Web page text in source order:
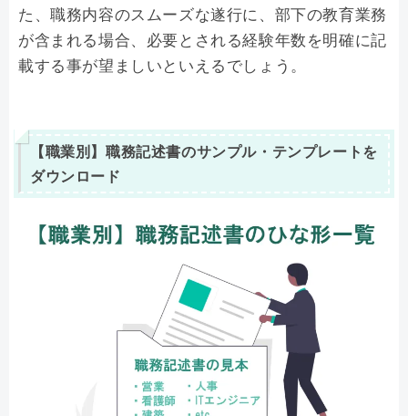
た、職務内容のスムーズな遂行に、部下の教育業務
が含まれる場合、必要とされる経験年数を明確に記
載する事が望ましいといえるでしょう。
【職業別】職務記述書のサンプル・テンプレートを
ダウンロード